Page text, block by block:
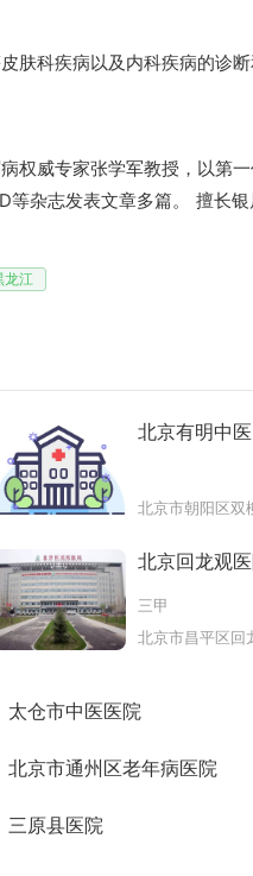
肤科疾病以及内科疾病的诊
权威专家张学军教授，以第
杂志发表文章多篇。 擅长
龙江
北京有明中医
北京回龙观
三甲
太仓市中医医院
北京市通州区老年病医院
三原县医院